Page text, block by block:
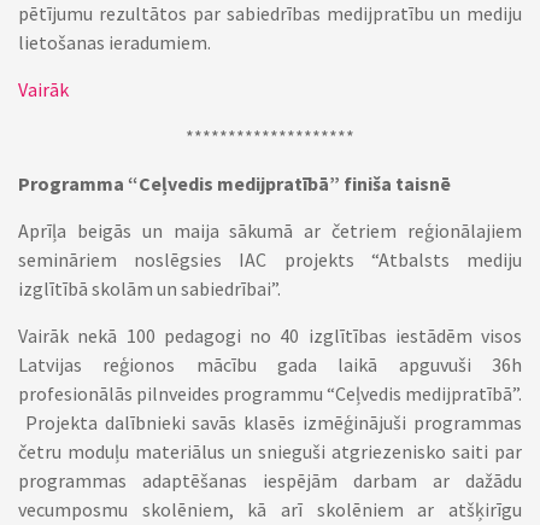
pētījumu rezultātos par sabiedrības medijpratību un mediju
lietošanas ieradumiem.
Vairāk
********************
Programma “Ceļvedis medijpratībā” finiša taisnē
Aprīļa beigās un maija sākumā ar četriem reģionālajiem
semināriem noslēgsies IAC projekts “Atbalsts mediju
izglītībā skolām un sabiedrībai”.
Vairāk nekā 100 pedagogi no 40 izglītības iestādēm visos
Latvijas reģionos mācību gada laikā apguvuši 36h
profesionālās pilnveides programmu “Ceļvedis medijpratībā”.
Projekta dalībnieki savās klasēs izmēģinājuši programmas
četru moduļu materiālus un snieguši atgriezenisko saiti par
programmas adaptēšanas iespējām darbam ar dažādu
vecumposmu skolēniem, kā arī skolēniem ar atšķirīgu